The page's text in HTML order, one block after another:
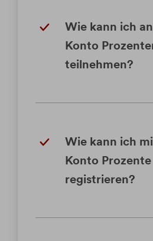
Wie kann ich
Konto
teilnehmen?
Wie kann ich
Konto Prozente
registrieren?